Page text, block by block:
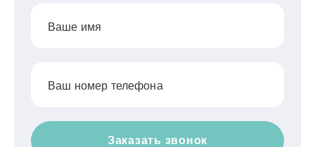
Ваше имя
Ваш номер телефона
Заказать звонок